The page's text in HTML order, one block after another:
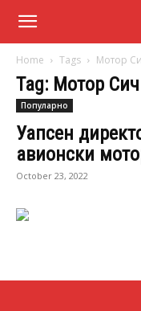
Home Tags Мотор
Tag: Мотор Сич
Популарно
Уапсен
авионски
October 23, 2022